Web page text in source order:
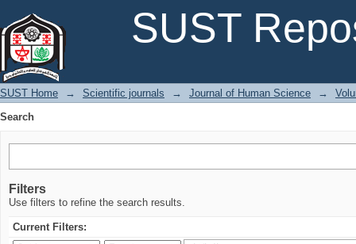
SUST
SUST Home → Scientific journals → Journal of Human Science →
Search
Filters
Use filters to refine the search results.
Current Filters: